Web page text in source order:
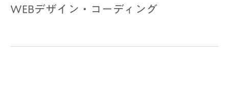
WEBデザイン・コーディング